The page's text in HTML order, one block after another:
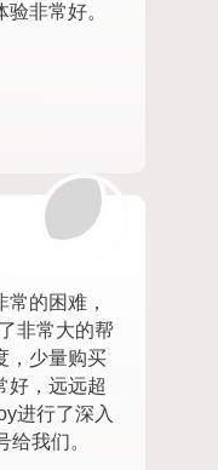
非常好。
的困难，
非常大的帮
，少量购买
好，远远超
进行了深入
我们。